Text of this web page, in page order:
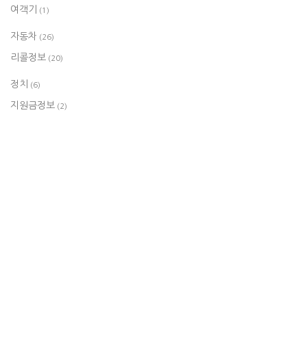
여객기 (1)
자동차 (26)
리콜정보 (20)
정치 (6)
지원금정보 (2)